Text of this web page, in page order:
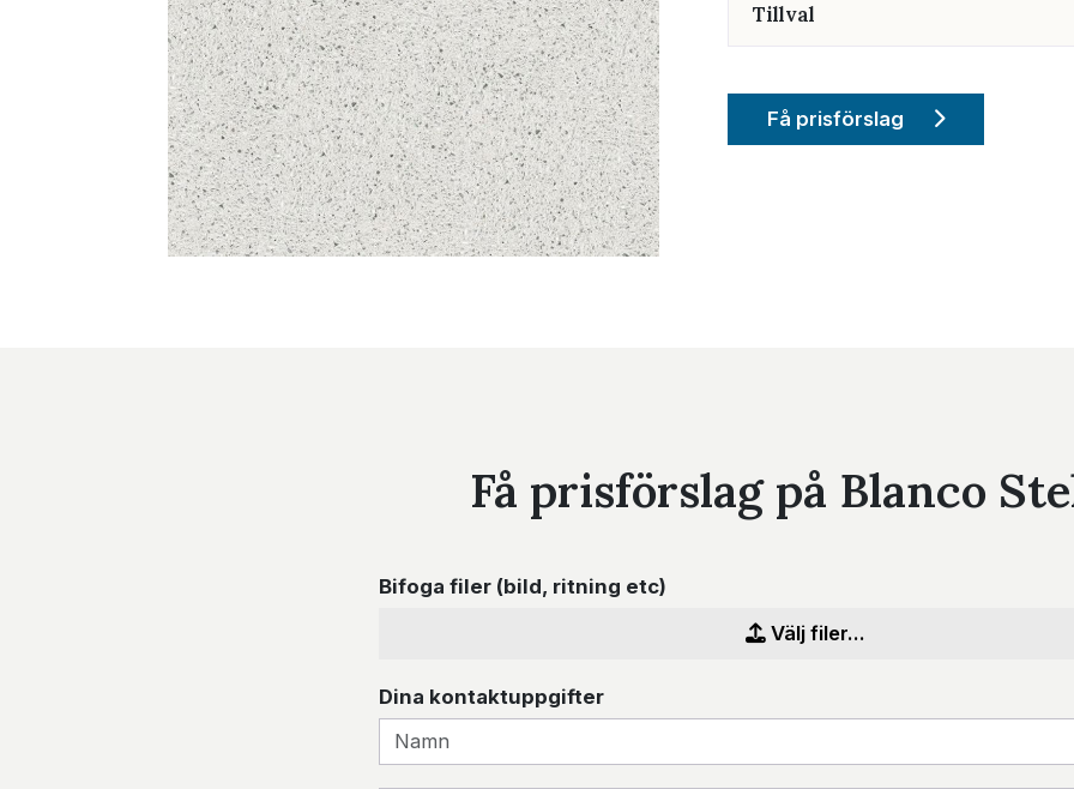
Tillval
Få prisförslag
Få prisförslag på Blanco
Bifoga filer (bild, ritning etc)
Välj filer...
Dina kontaktuppgifter